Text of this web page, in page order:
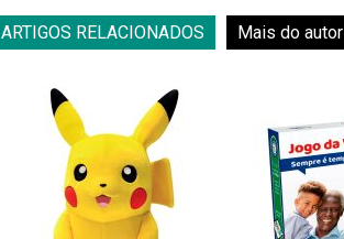
ARTIGOS RELACIONADOS Mais do autor